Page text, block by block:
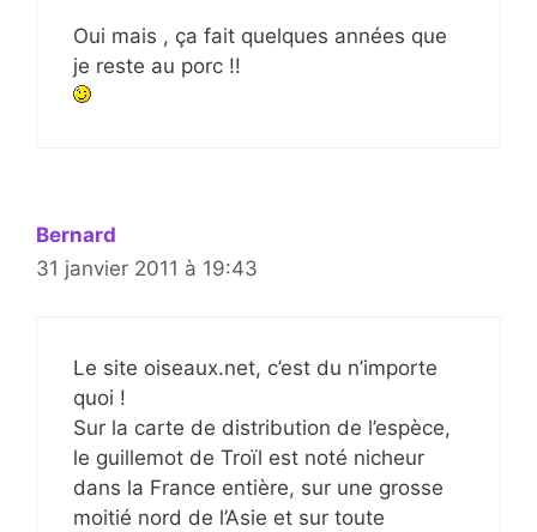
Oui mais , ça fait quelques années que
je reste au porc !!
Bernard
31 janvier 2011 à 19:43
Le site oiseaux.net, c’est du n’importe
quoi !
Sur la carte de distribution de l’espèce,
le guillemot de Troïl est noté nicheur
dans la France entière, sur une grosse
moitié nord de l’Asie et sur toute